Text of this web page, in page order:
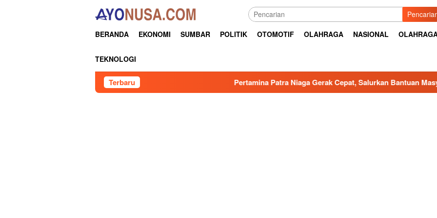
BERANDA EKONOMI SUMBAR POLITIK OTOMOTIF OLAHRAGA NASIONAL
TEKNOLOGI
Terbaru Pertamina Patra Niaga Gerak Cepat, Salurkan Bantuan Masyarakat